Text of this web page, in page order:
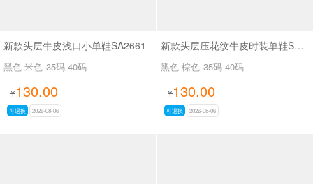
新款头层牛皮浅口小单鞋SA2661
黑色 米色 35码-40码
¥130.00
可退换 2026-08-06
新款头层压花纹牛皮时装单鞋SA2562
黑色 棕色 35码-40码
¥130.00
可退换 2026-08-06